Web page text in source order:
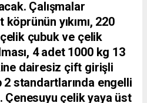
Çalışmalar
yıkımı, 220
çubuk ve çelik
4 adet 1000 kg 13
dairesiz çift girişli
standartlarında engelli
Çenesuyu çelik yaya üst